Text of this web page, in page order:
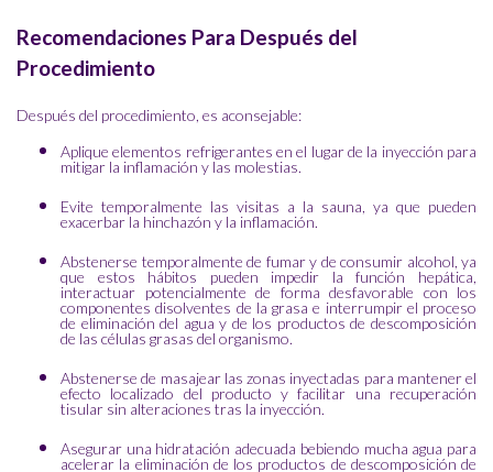
Recomendaciones Para Después del
Procedimiento
Después del procedimiento, es aconsejable:
Aplique elementos refrigerantes en el lugar de la inyección para
mitigar la inflamación y las molestias.
Evite temporalmente las visitas a la sauna, ya que pueden
exacerbar la hinchazón y la inflamación.
Abstenerse temporalmente de fumar y de consumir alcohol, ya
que estos hábitos pueden impedir la función hepática,
interactuar potencialmente de forma desfavorable con los
componentes disolventes de la grasa e interrumpir el proceso
de eliminación del agua y de los productos de descomposición
de las células grasas del organismo.
Abstenerse de masajear las zonas inyectadas para mantener el
efecto localizado del producto y facilitar una recuperación
tisular sin alteraciones tras la inyección.
Asegurar una hidratación adecuada bebiendo mucha agua para
acelerar la eliminación de los productos de descomposición de